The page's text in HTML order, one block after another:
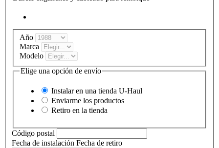
Año
Marca
Modelo
Elige una opción de envío
Instalar en una tienda U-Haul
Enviarme los productos
Retiro en la tienda
Código postal
Fecha de instalación Fecha de retiro